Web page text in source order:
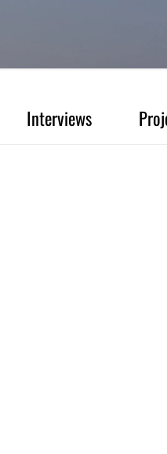
Interviews